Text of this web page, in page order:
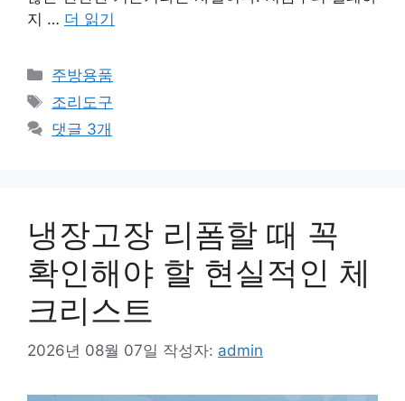
지 … 더 읽기
카
테
리
주방용품
태
그
조리도구
댓글 3개
냉장고장 리폼할 때 꼭
확인해야 할 현실적인 체
크리스트
2026년 08월 07일 작성자: admin